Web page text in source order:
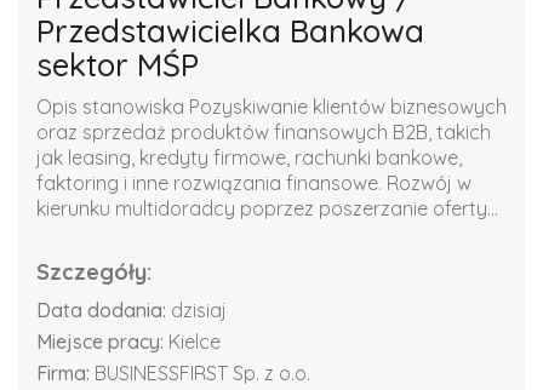
Przedstawicielka Bankowa
sektor MŚP
Opis stanowiska Pozyskiwanie klientów biznesowych
oraz sprzedaż produktów finansowych B2B, takich
jak leasing, kredyty firmowe, rachunki bankowe,
faktoring i inne rozwiązania finansowe. Rozwój w
kierunku multidoradcy poprzez poszerzanie oferty...
Szczegóły:
Data dodania: dzisiaj
Miejsce pracy: Kielce
Firma: BUSINESSFIRST Sp. z o.o.